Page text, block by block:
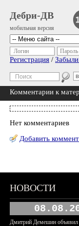
Дебри-ДВ
мобильная версия
Логин Пароль
Регистрация /
Комментарии к
Нет комментариев
Добавить
НОВОСТИ
Дмитрий Демешин объявил